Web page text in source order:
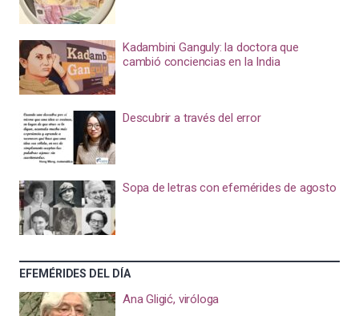
Kadambini Ganguly: la doctora que
cambió conciencias en la India
Descubrir a través del error
Sopa de letras con efemérides de agosto
EFEMÉRIDES DEL DÍA
Ana Gligić, viróloga